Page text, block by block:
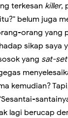
terkesan killer,
belum juga
orang yang
sikap saya
yang sat-set
kemudian?
lagi berucap